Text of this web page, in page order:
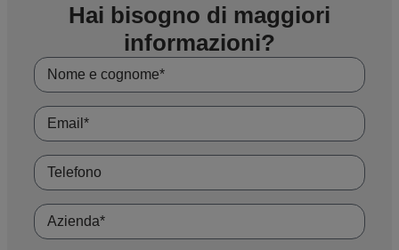
Hai bisogno di maggiori
informazioni?